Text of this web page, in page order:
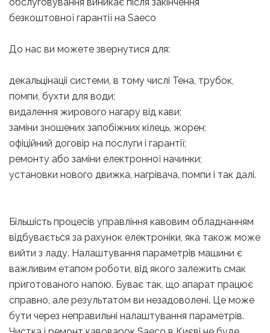
безкоштовної гарантії на Saeco
До нас ви можете звернутися для:
декальцінаціі системи, в тому числі Тена, трубок,
помпи, бухти для води;
видалення жирового нагару від кави;
заміни зношених запобіжних кілець, жорен;
офіційний договір на послуги і гарантії;
ремонту або заміни електронної начинки;
установки нового движка, нагрівача, помпи і так далі.
Більшість процесів управління кавовим обладнанням
відбувається за рахунок електроніки, яка також може
вийти з ладу. Налаштування параметрів машини є
важливим етапом роботи, від якого залежить смак
приготованого напою. Буває так, що апарат працює
справно, але результатом ви незадоволені. Це може
бути через неправильні налаштування параметрів.